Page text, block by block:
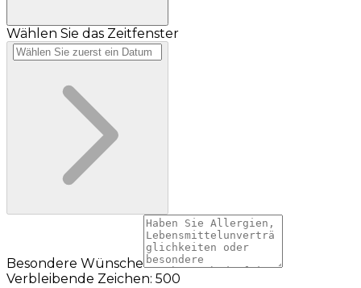
Wählen Sie das Zeitfenster
Besondere Wünsche
Verbleibende Zeichen: 500